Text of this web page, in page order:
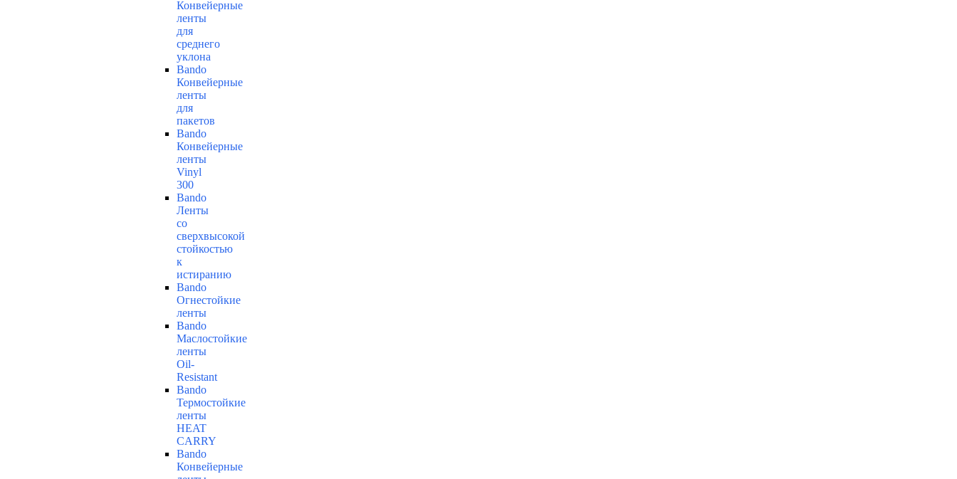
Конвейерные
ленты
для
среднего
уклона
Bando
Конвейерные
ленты
для
пакетов
Bando
Конвейерные
ленты
Vinyl
300
Bando
Ленты
со
сверхвысокой
стойкостью
к
истиранию
Bando
Огнестойкие
ленты
Bando
Маслостойкие
ленты
Oil-
Resistant
Bando
Термостойкие
ленты
HEAT
CARRY
Bando
Конвейерные